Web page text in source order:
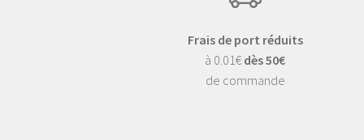
Frais de port réduits
à 0.01€ dès 50€
de commande